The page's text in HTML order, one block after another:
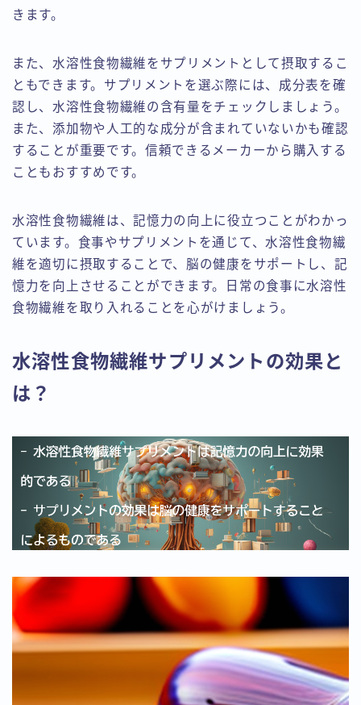
きます。
また、水溶性食物繊維をサプリメントとして摂取するこ
ともできます。サプリメントを選ぶ際には、成分表を確
認し、水溶性食物繊維の含有量をチェックしましょう。
また、添加物や人工的な成分が含まれていないかも確認
することが重要です。信頼できるメーカーから購入する
こともおすすめです。
水溶性食物繊維は、記憶力の向上に役立つことがわかっ
ています。食事やサプリメントを通じて、水溶性食物繊
維を適切に摂取することで、脳の健康をサポートし、記
憶力を向上させることができます。日常の食事に水溶性
食物繊維を取り入れることを心がけましょう。
水溶性食物繊維サプリメントの効果と
は？